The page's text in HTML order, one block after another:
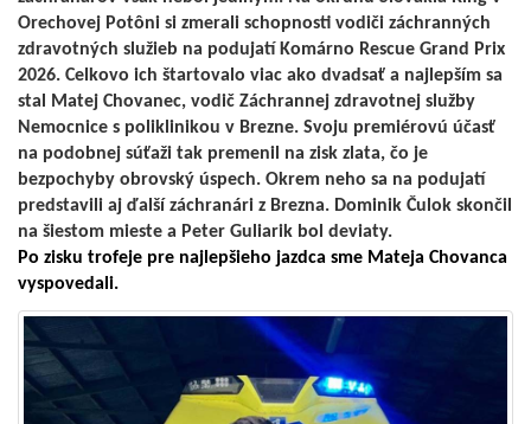
Orechovej Potôni si zmerali schopnosti vodiči záchranných
zdravotných služieb na podujatí Komárno Rescue Grand Prix
2026. Celkovo ich štartovalo viac ako dvadsať a najlepším sa
stal Matej Chovanec, vodič Záchrannej zdravotnej služby
Nemocnice s poliklinikou v Brezne. Svoju premiérovú účasť
na podobnej súťaži tak premenil na zisk zlata, čo je
bezpochyby obrovský úspech. Okrem neho sa na podujatí
predstavili aj ďalší záchranári z Brezna. Dominik Čulok skončil
na šiestom mieste a Peter Guliarik bol deviaty.
Po zisku trofeje pre najlepšieho jazdca sme Mateja Chovanca
vyspovedali.